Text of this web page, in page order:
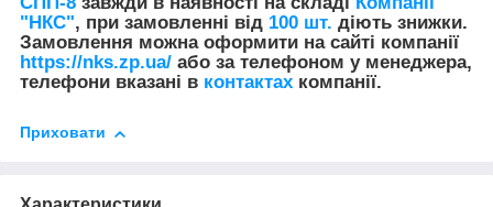
"НКС", при замовленні від 100 шт. діють знижки.
Замовлення можна оформити на сайті компанії
https://nks.zp.ua/ або за телефоном у менеджера,
телефони вказані в контактах компанії.
Приховати